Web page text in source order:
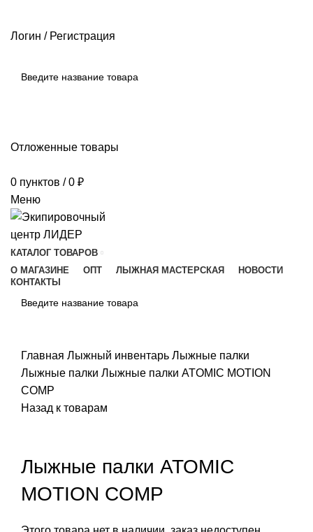
Логин / Регистрация
Отложенные товары
0 пунктов / 0 ₽
Меню
КАТАЛОГ ТОВАРОВ
О МАГАЗИНЕ
ОПТ ЛЫЖНАЯ МАСТЕРСКАЯ
НОВОСТИ
КОНТАКТЫ
Главная Лыжный инвентарь Лыжные палки
Лыжные палки Лыжные палки ATOMIC MOTION
COMP
Назад к товарам
Лыжные палки ATOMIC
MOTION COMP